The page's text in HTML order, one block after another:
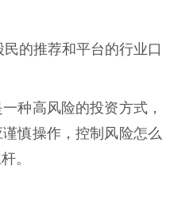
的推荐和平台的行业口
种高风险的投资方式，
慎操作，控制风险怎么
。